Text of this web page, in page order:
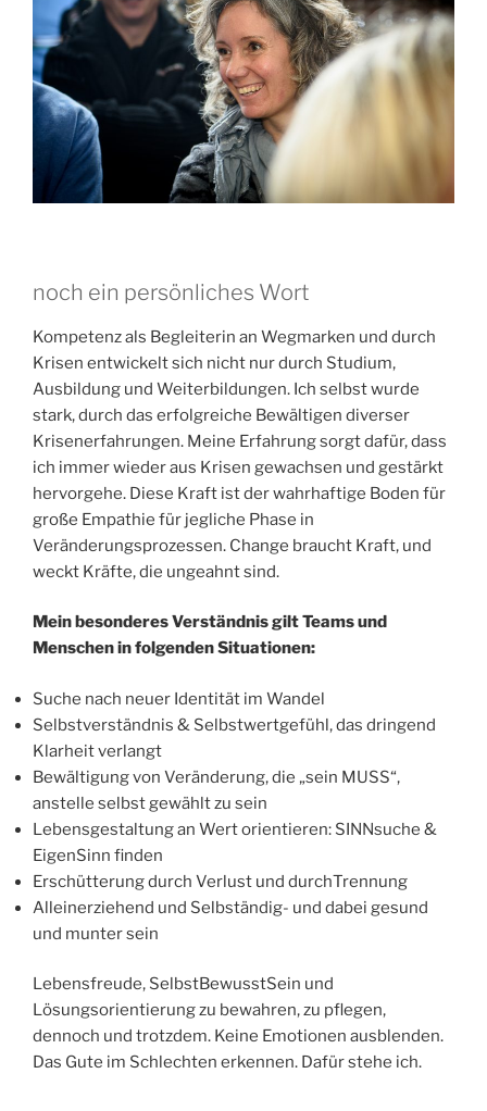
noch ein persönliches Wort
Kompetenz als Begleiterin an Wegmarken und durch
Krisen entwickelt sich nicht nur durch Studium,
Ausbildung und Weiterbildungen. Ich selbst wurde
stark, durch das erfolgreiche Bewältigen diverser
Krisenerfahrungen. Meine Erfahrung sorgt dafür, dass
ich immer wieder aus Krisen gewachsen und gestärkt
hervorgehe. Diese Kraft ist der wahrhaftige Boden für
große Empathie für jegliche Phase in
Veränderungsprozessen. Change braucht Kraft, und
weckt Kräfte, die ungeahnt sind.
Mein besonderes Verständnis gilt Teams und
Menschen in folgenden Situationen:
Suche nach neuer Identität im Wandel
Selbstverständnis & Selbstwertgefühl, das dringend
Klarheit verlangt
Bewältigung von Veränderung, die „sein MUSS“,
anstelle selbst gewählt zu sein
Lebensgestaltung an Wert orientieren: SINNsuche &
EigenSinn finden
Erschütterung durch Verlust und durchTrennung
Alleinerziehend und Selbständig- und dabei gesund
und munter sein
Lebensfreude, SelbstBewusstSein und
Lösungsorientierung zu bewahren, zu pflegen,
dennoch und trotzdem. Keine Emotionen ausblenden.
Das Gute im Schlechten erkennen. Dafür stehe ich.